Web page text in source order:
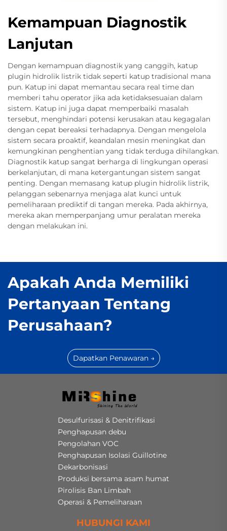
Kemampuan Diagnostik
Lanjutan
Dengan kemampuan diagnostik yang canggih, katup
plugin hidrolik listrik tidak seperti katup tradisional mana
pun. Katup ini dapat memantau secara real time dan
memberi tahu operator jika ada ketidaksesuaian dalam
sistem. Katup ini juga dapat memperbaiki masalah
tersebut, menghindari potensi kerusakan atau kegagalan
dengan cepat bereaksi terhadapnya. Dengan mengelola
sistem secara proaktif, keandalan mesin meningkat dan
kemungkinan penghentian yang tidak terduga dihilangkan.
Diagnostik katup sangat berharga di lingkungan operasi
berkelanjutan, di mana ketergantungan sistem sangat
penting. Dengan memasang katup plugin hidrolik listrik,
pelanggan sebenarnya menjaga alat kunci untuk
pemeliharaan prediktif di tangan mereka. Pada akhirnya,
mereka akan memperpanjang umur peralatan mereka
dengan melakukan ini.
Apakah Anda Memiliki
Pertanyaan Tentang
Perusahaan?
Dapatkan Penawaran →
Desulfurisasi & Denitrifikasi
Penghapusan debu
Pengolahan VOC
Penghapusan Isolasi Guillotine
Dekarbonisasi
Produksi bersama asam humat
Pirolisis Ban Limbah
Operasi & Pemeliharaan
HUBUNGI KAMI